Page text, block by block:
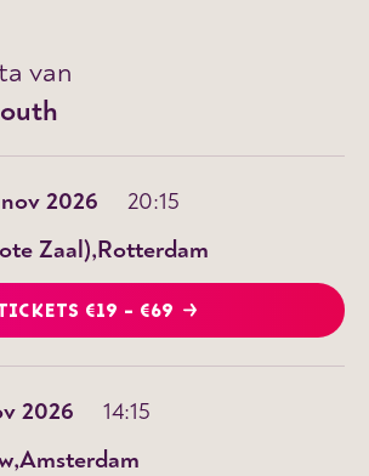
van
2026
20:15
Rotterdam
Zaal)
€19 - €69
2026
14:15
Amsterdam